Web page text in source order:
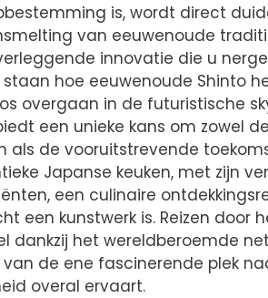
is, wordt direct
van eeuwenoude
innovatie die u
hoe eeuwenoude Shinto
overgaan in de futuristische
een unieke kans om zowel
als de vooruitstrevende
Japanse keuken, met zijn
een culinaire
een kunstwerk is. Reizen door
het wereldberoemde
de ene fascinerende plek
overal ervaart.